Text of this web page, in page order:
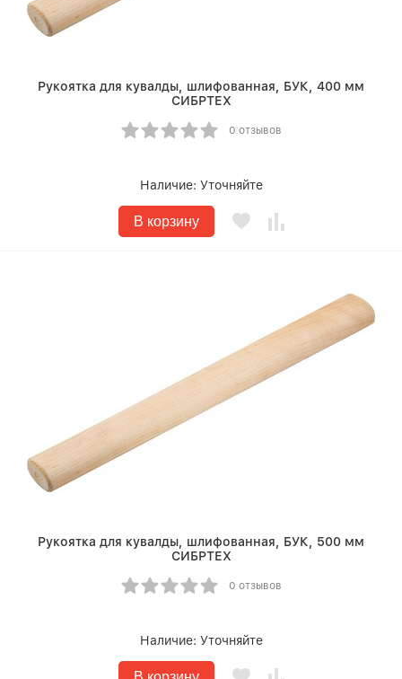
Рукоятка для кувалды, шлифованная, БУК, 400 мм
СИБРТЕХ
0 отзывов
Наличие: Уточняйте
В корзину
Рукоятка для кувалды, шлифованная, БУК, 500 мм
СИБРТЕХ
0 отзывов
Наличие: Уточняйте